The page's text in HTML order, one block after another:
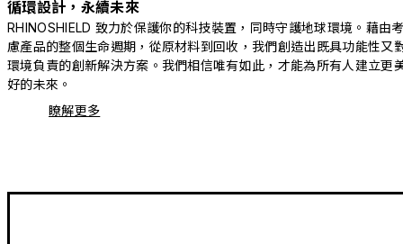
循環設計，永續未來
RHINOSHIELD 致力於保護你的科技裝置，同時守護地球環境。藉由
慮產品的整個生命週期，從原材料到回收，我們創造出既具功能性又
環境負責的創新解決方案。我們相信唯有如此，才能為所有人建立更
好的未來。
瞭解更多